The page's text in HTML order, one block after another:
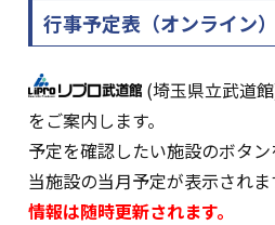
行事予定表（オンライン）
(埼玉県立武道
をご案内します。
予定を確認したい施設のボタ
当施設の当月予定が表示されま
情報は随時更新されます。